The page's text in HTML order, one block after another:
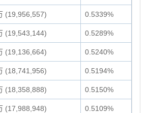
(19,956,557) 0.5339%
(19,543,144) 0.5289%
(19,136,664) 0.5240%
(18,741,956) 0.5194%
(18,358,888) 0.5150%
(17,988,948) 0.5109%